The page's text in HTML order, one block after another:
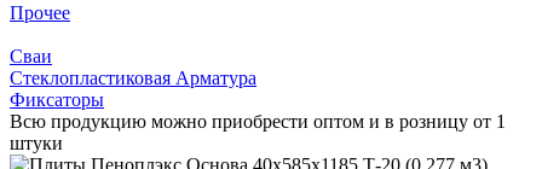
Прочее
Сваи
Стеклопластиковая Арматура
Фиксаторы
Всю продукцию можно приобрести оптом и в розницу от 1
штуки